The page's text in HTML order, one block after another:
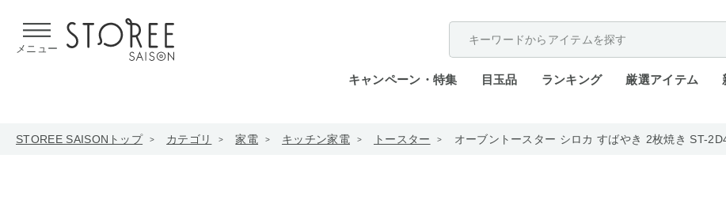
メニュー
キャンペーン・特集 目玉品 ランキング 厳選アイテム
STOREE SAISONトップ カテゴリ 家電 キッチン家電 トースター オーブントースター シロカ すばやき 2枚焼き ST-